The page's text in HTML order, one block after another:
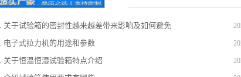
关于试验箱的密封性越来越差带来影响及如何避免
电子式拉力机的用途和参数
关于恒温恒湿试验箱特点介绍